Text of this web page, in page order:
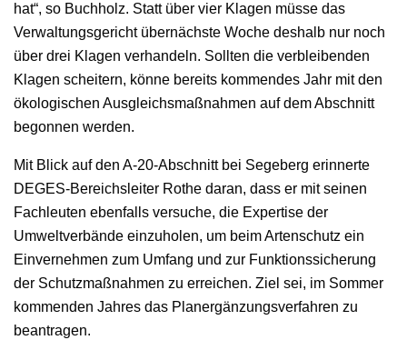
hat“, so Buchholz. Statt über vier Klagen müsse das
Verwaltungsgericht übernächste Woche deshalb nur noch
über drei Klagen verhandeln. Sollten die verbleibenden
Klagen scheitern, könne bereits kommendes Jahr mit den
ökologischen Ausgleichsmaßnahmen auf dem Abschnitt
begonnen werden.
Mit Blick auf den A-20-Abschnitt bei Segeberg erinnerte
DEGES-Bereichsleiter Rothe daran, dass er mit seinen
Fachleuten ebenfalls versuche, die Expertise der
Umweltverbände einzuholen, um beim Artenschutz ein
Einvernehmen zum Umfang und zur Funktionssicherung
der Schutzmaßnahmen zu erreichen. Ziel sei, im Sommer
kommenden Jahres das Planergänzungsverfahren zu
beantragen.